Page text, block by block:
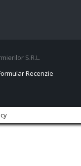
S.R.L.
Recenzie